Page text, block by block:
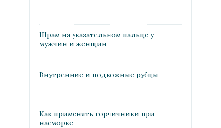
Шрам на указательном пальце у
мужчин и женщин
Внутренние и подкожные рубцы
Как применять горчичники при
насморке